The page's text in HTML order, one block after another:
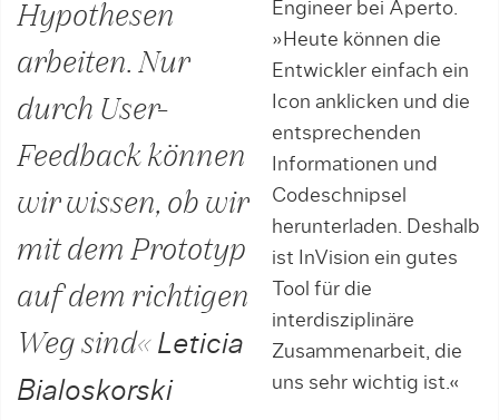
Hypothesen
arbeiten. Nur
durch User-
Feedback können
wir wissen, ob wir
mit dem Prototyp
auf dem richtigen
Weg sind« Leticia
Bialoskorski
Engineer bei Aperto.
»Heute können die
Entwickler einfach ein
Icon anklicken und die
entsprechenden
Informationen und
Codeschnipsel
herunterladen. Deshalb
ist InVision ein gutes
Tool für die
interdisziplinäre
Zusammenarbeit, die
uns sehr wichtig ist.«